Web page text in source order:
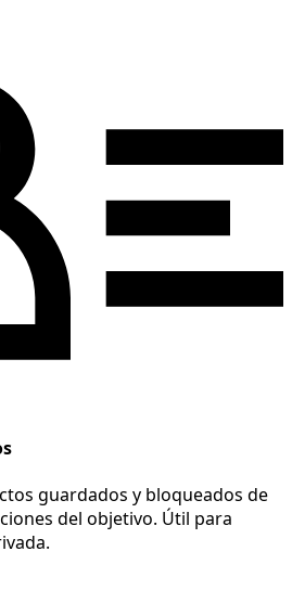
guardados y bloqueados de
del objetivo. Útil para